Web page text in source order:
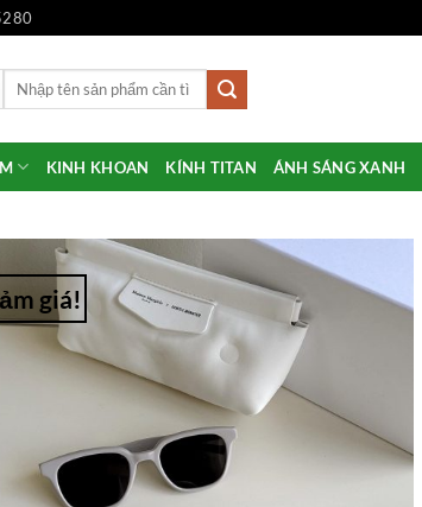
Tìm
KINH KHOAN KÍNH TITAN ÁNH SÁNG XANH
giá!